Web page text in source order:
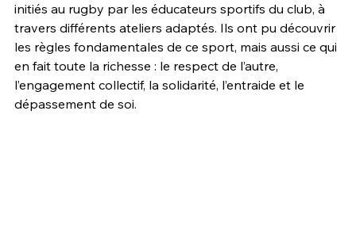
initiés au rugby par les éducateurs sportifs du club, à
travers différents ateliers adaptés. Ils ont pu découvrir
les règles fondamentales de ce sport, mais aussi ce qui
en fait toute la richesse : le respect de l’autre,
l’engagement collectif, la solidarité, l’entraide et le
dépassement de soi.